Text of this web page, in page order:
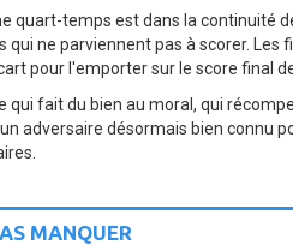
quart-temps est dans la continuité
qui ne parviennent pas à scorer.
pour l'emporter sur le score final
qui fait du bien au moral, qui
adversaire désormais bien connu
MANQUER